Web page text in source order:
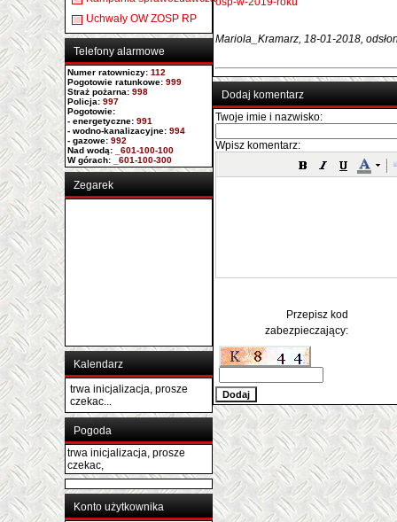
Uchwały OW ZOSP RP
Telefony alarmowe
Numer ratowniczy: 112
Pogotowie ratunkowe:999
Straż pożarna:998
Policja:997
Pogotowie:
- energetyczne:991
- wodno-kanalizacyjne: 994
- gazowe:992
Nad wodą:_601-100-100
W górach:_601-100-300
Zegarek
Kalendarz
trwa inicjalizacja, prosze
czekac...
Pogoda
trwa inicjalizacja, prosze
czekac,
Konto użytkownika
Mariola_Kramarz, 18-01-2018,
Dodaj komentarz
Twoje imie i nazwisko:
Wpisz komentarz:
Przepisz kod
zabezpieczający: